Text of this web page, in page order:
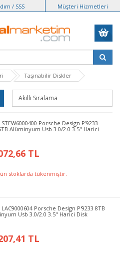
/ SSS Müşteri Hizmetleri
Taşınabilir Diskler
STEW6000400 Porsche Design P'9233
Alüminyum Usb 3.0/2.0 3.5" Harici
TL
stoklarda tükenmiştir.
LAC9000604 Porsche Design P'9233 8TB
Usb 3.0/2.0 3.5" Harici Disk
TL